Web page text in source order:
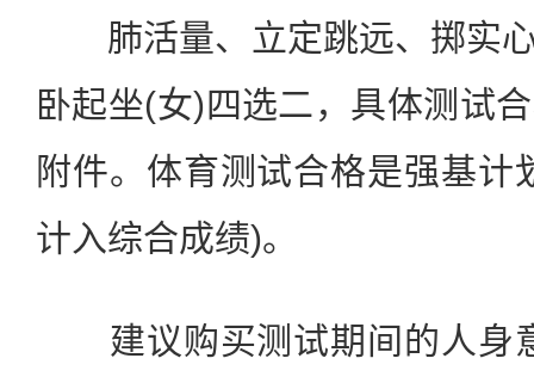
肺活量、立定跳远、掷实心
卧起坐(女)四选二，具体测试
附件。体育测试合格是强基计
计入综合成绩)。
建议购买测试期间的人身